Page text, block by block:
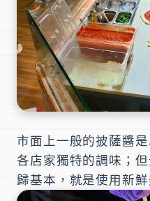
市面上一般的披薩醬
各店家獨特的調味；
歸基本，就是使用新